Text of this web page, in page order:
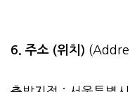
6. 주소 (위치)